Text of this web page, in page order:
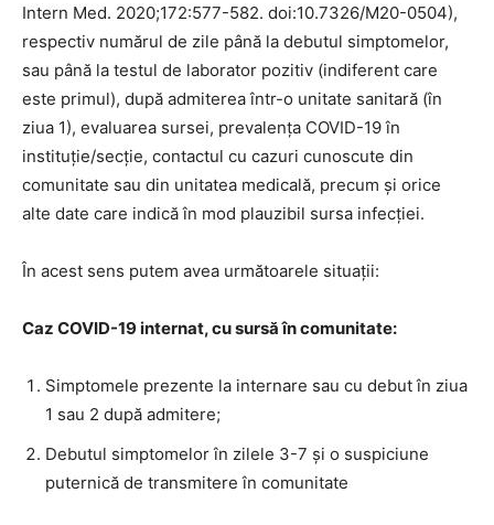
Intern Med. 2020;172:577-582. doi:10.7326/M20-0504),
respectiv numărul de zile până la debutul simptomelor,
sau până la testul de laborator pozitiv (indiferent care
este primul), după admiterea într-o unitate sanitară (în
ziua 1), evaluarea sursei, prevalența COVID-19 în
instituție/secție, contactul cu cazuri cunoscute din
comunitate sau din unitatea medicală, precum și orice
alte date care indică în mod plauzibil sursa infecției.
În acest sens putem avea următoarele situații:
Caz COVID-19 internat, cu sursă în comunitate:
Simptomele prezente la internare sau cu debut în ziua
1 sau 2 după admitere;
Debutul simptomelor în zilele 3-7 și o suspiciune
puternică de transmitere în comunitate